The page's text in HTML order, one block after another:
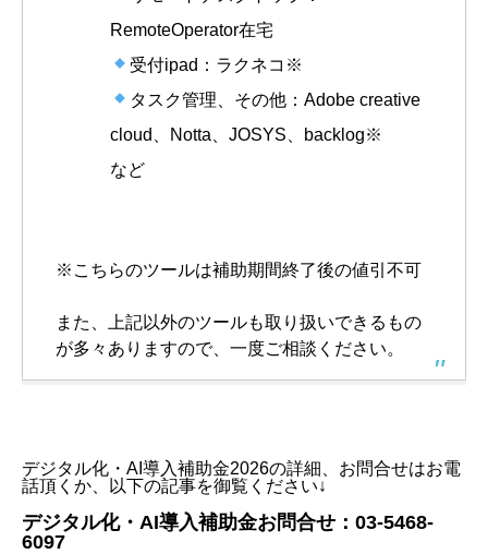
RemoteOperator在宅
受付ipad：ラクネコ※
タスク管理、その他：Adobe creative
cloud、Notta、JOSYS、backlog※
など
※こちらのツールは補助期間終了後の値引不可
また、上記以外のツールも取り扱いできるもの
が多々ありますので、一度ご相談ください。
デジタル化・AI導入補助金2026の詳細、お問合せはお電
話頂くか、以下の記事を御覧ください↓
デジタル化・AI導入補助金お問合せ：03-5468-
6097